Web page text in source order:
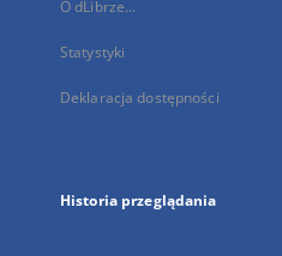
O dLibrze...
Statystyki
Deklaracja dostępności
Historia przeglądania